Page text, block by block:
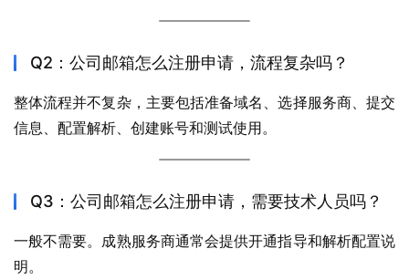
Q2：公司邮箱怎么注册申请，流程复杂吗？
整体流程并不复杂，主要包括准备域名、选择服务商、提交
信息、配置解析、创建账号和测试使用。
Q3：公司邮箱怎么注册申请，需要技术人员吗？
一般不需要。成熟服务商通常会提供开通指导和解析配置说
明。